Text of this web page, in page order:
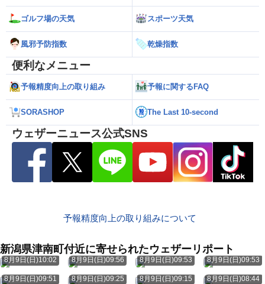
ゴルフ場の天気 スポーツ天気
風邪予防指数 乾燥指数
便利なメニュー
予報精度向上の取り組み 予報に関するFAQ
SORASHOP The Last 10-second
ウェザーニュース公式SNS
予報精度向上の取り組みについて
新潟県津南町付近に寄せられたウェザーリポート
8月9日(日)10:02 8月9日(日)09:56 8月9日(日)09:53 8月9日(日)09:53
8月9日(日)09:51 8月9日(日)09:25 8月9日(日)09:15 8月9日(日)08:44